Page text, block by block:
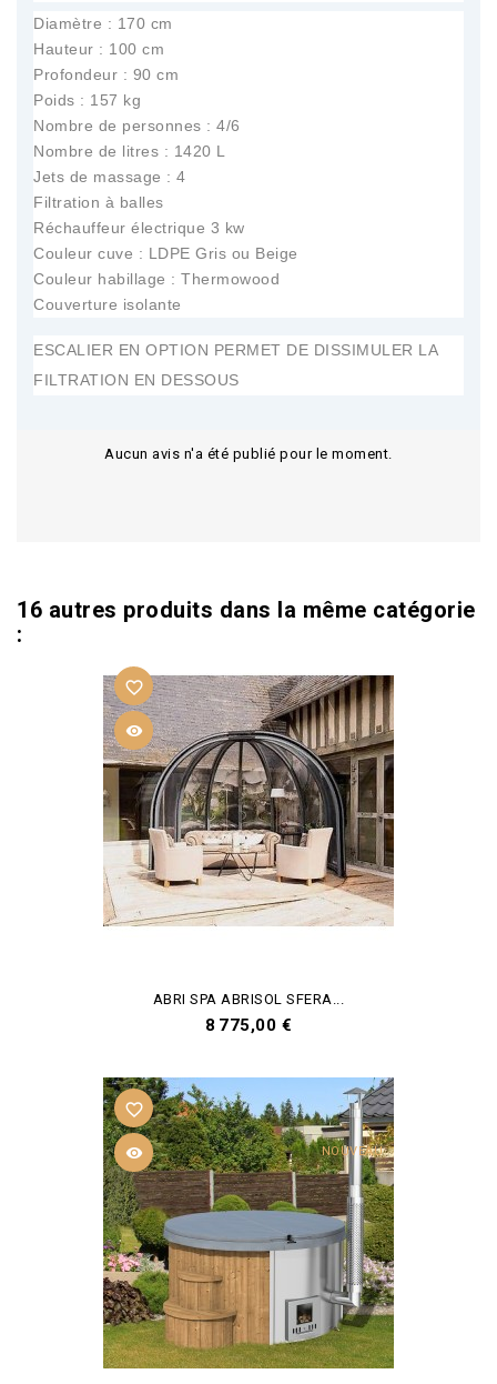
Diamètre : 170 cm
Hauteur : 100 cm
Profondeur : 90 cm
Poids : 157 kg
Nombre de personnes : 4/6
Nombre de litres : 1420 L
Jets de massage : 4
Filtration à balles
Réchauffeur électrique 3 kw
Couleur cuve : LDPE Gris ou Beige
Couleur habillage : Thermowood
Couverture isolante
ESCALIER EN OPTION PERMET DE DISSIMULER LA
FILTRATION EN DESSOUS
Aucun avis n'a été publié pour le moment.
16 autres produits dans la même catégorie
:

favorite_border
ABRI SPA ABRISOL SFERA...
Prix
8 775,00 €
NOUVEAU

favorite_border